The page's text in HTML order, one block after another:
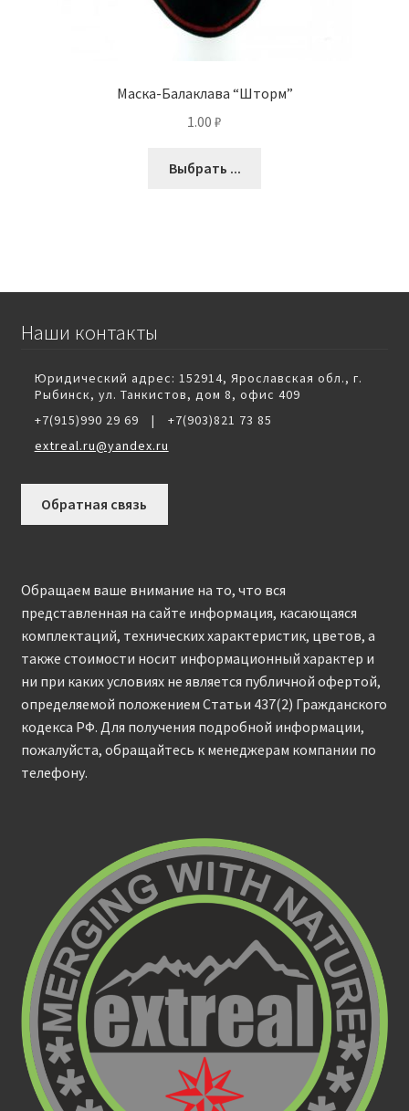
Маска-Балаклава “Шторм”
1.00 ₽
Выбрать ...
Наши контакты
Юридический адрес: 152914, Ярославская обл., г.
Рыбинск, ул. Танкистов, дом 8, офис 409
+7(915)990 29 69
|
+7(903)821 73 85
extreal.ru@yandex.ru
Обратная связь
Обращаем ваше внимание на то, что вся
представленная на сайте информация, касающаяся
комплектаций, технических характеристик, цветов, а
также стоимости носит информационный характер и
ни при каких условиях не является публичной офертой,
определяемой положением Статьи 437(2) Гражданского
кодекса РФ. Для получения подробной информации,
пожалуйста, обращайтесь к менеджерам компании по
телефону.